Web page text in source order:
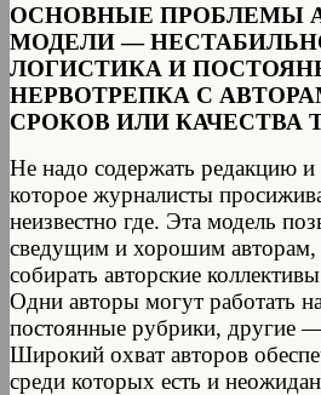
ОСНОВНЫЕ ПРОБЛЕМЫ
МОДЕЛИ —
ЛОГИСТИКА И
НЕРВОТРЕПКА С
СРОКОВ ИЛИ КАЧЕСТВА
Не надо содержать редакцию и
которое журналисты
неизвестно где. Эта модель
сведущим и хорошим авторам,
собирать авторские
Одни авторы могут работать
постоянные рубрики, другие
Широкий охват авторов
среди которых есть и